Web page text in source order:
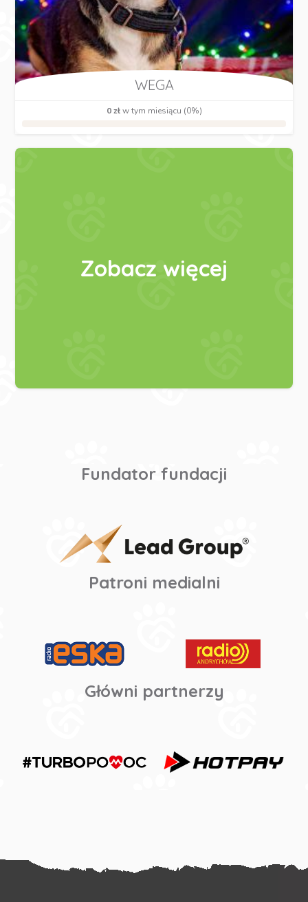
WEGA
0 złw tym miesiącu (0%)
Zobacz więcej
Fundator fundacji
Patroni medialni
Główni partnerzy